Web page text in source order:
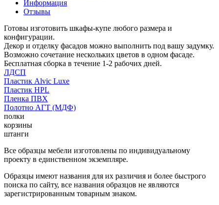
Информация
Отзывы
Готовы изготовить шкафы-купе любого размера и
конфигурации.
Декор и отделку фасадов можно выполнить под вашу задумку.
Возможно сочетание нескольких цветов в одном фасаде.
Бесплатная сборка в течение 1-2 рабочих дней.
ЛДСП
Пластик Alvic Luxe
Пластик HPL
Пленка ПВХ
Полотно АГТ (МДФ)
полки
корзины
штанги
Все образцы мебели изготовлены по индивидуальному
проекту в единственном экземпляре.
Образцы имеют названия для их различия и более быстрого
поиска по сайту, все названия образцов не являются
зарегистрированным товарным знаком.